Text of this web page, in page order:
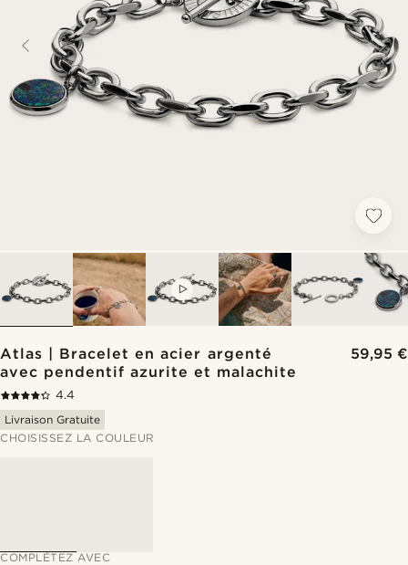
Atlas | Bracelet en acier argenté
avec pendentif azurite et malachite
59,95 €
4.4
Livraison Gratuite
CHOISISSEZ LA COULEUR
COMPLÉTEZ AVEC